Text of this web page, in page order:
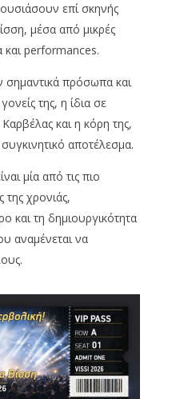
επί σκηνής
μέσα από μικρές
και performances.
πρόσωπα και
της, η ίδια σε
Καρβέλας και η κόρη της,
αποτέλεσμα.
μία από τις πιο
της χρονιάς,
και τη δημιουργικότητα
αναμένεται να